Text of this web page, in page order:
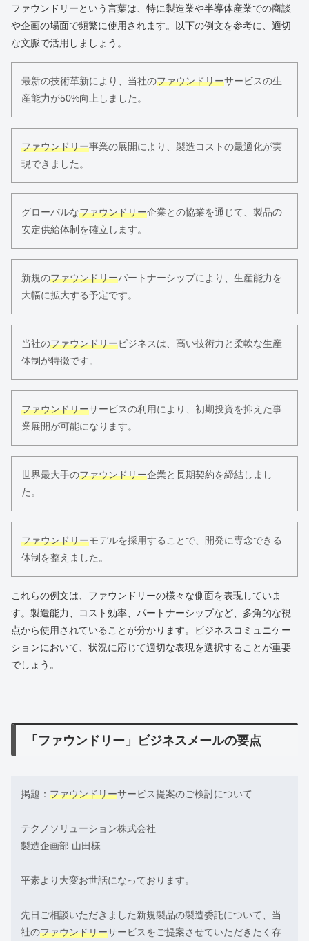
ファウンドリーという言葉は、特に製造業や半導体産業での商談
や企画の場面で頻繁に使用されます。以下の例文を参考に、適切
な文脈で活用しましょう。
最新の技術革新により、当社のファウンドリーサービスの生
産能力が50%向上しました。
ファウンドリー事業の展開により、製造コストの最適化が実
現できました。
グローバルなファウンドリー企業との協業を通じて、製品の
安定供給体制を確立します。
新規のファウンドリーパートナーシップにより、生産能力を
大幅に拡大する予定です。
当社のファウンドリービジネスは、高い技術力と柔軟な生産
体制が特徴です。
ファウンドリーサービスの利用により、初期投資を抑えた事
業展開が可能になります。
世界最大手のファウンドリー企業と長期契約を締結しまし
た。
ファウンドリーモデルを採用することで、開発に専念できる
体制を整えました。
これらの例文は、ファウンドリーの様々な側面を表現していま
す。製造能力、コスト効率、パートナーシップなど、多角的な視
点から使用されていることが分かります。ビジネスコミュニケー
ションにおいて、状況に応じて適切な表現を選択することが重要
でしょう。
「ファウンドリー」ビジネスメールの要点
掲題： ファウンドリーサービス提案のご検討について
テクノソリューション株式会社
製造企画部 山田様
平素より大変お世話になっております。
先日ご相談いただきました新規製品の製造委託について、当
社のファウンドリーサービスをご提案させていただきたく存